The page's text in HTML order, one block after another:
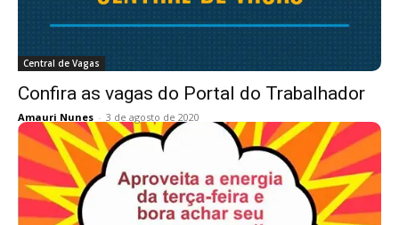
Central de Vagas
Confira as vagas do Portal do Trabalhador
Amauri Nunes - 3 de agosto de 2020